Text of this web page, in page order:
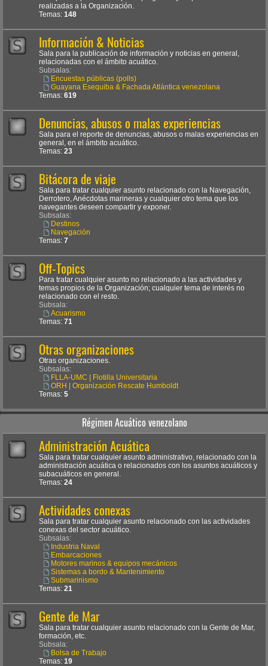
realizadas a la Organización.
Temas: 148
Información & Noticias
Sala para la publicación de información y noticias en general,
relacionadas con el ámbito acuático.
Subsalas:
Encuestas públicas (polls)
Guayana Esequiba & Fachada Atlántica venezolana
Temas: 619
Denuncias, abusos o malas experiencias
Sala para el reporte de denuncias, abusos o malas experiencias en
general, en el ámbito acuático.
Temas: 23
Bitácora de viaje
Sala para tratar cualquier asunto relacionado con la Navegación,
Derrotero, Anécdotas marineras y cualquier otro tema que los
navegantes deseen compartir y exponer.
Subsalas:
Destinos
Navegación
Temas: 7
Off-Topics
Para tratar cualquier asunto no relacionado a las actividades y
temas propios de la Organización; cualquier tema de interés no
relacionado con el resto.
Subsala:
Acuarismo
Temas: 71
Otras organizaciones
Otras organizaciones.
Subsalas:
FLLA-UMC | Flotilla Universitaria
ORH | Organización Rescate Humboldt
Temas: 5
Régimen Acuático venezolano
Administración Acuática
Sala para tratar cualquier asunto administrativo, relacionado con la
administración acuática o relacionados con los asuntos acuáticos y
subacuáticos en general.
Temas: 24
Actividades conexas
Sala para tratar cualquier asunto relacionado con las actividades
conexas del sector acuático.
Subsalas:
Industria Naval
Embarcaciones
Motores marinos & equipos mecánicos
Sistemas a bordo & Mantenimiento
Submarinismo
Temas: 21
Gente de Mar
Sala para tratar cualquier asunto relacionado con la Gente de Mar,
formación, etc.
Subsala:
Bolsa de Trabajo
Temas: 19